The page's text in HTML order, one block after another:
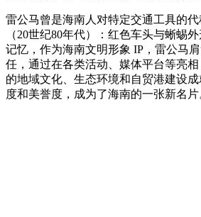
雷公马曾是海南人对特定交通工具的
（20世纪80年代）：红色车头与蜥蜴
记忆，作为海南文明形象 IP，雷公马
任，通过在各类活动、媒体平台等亮
的地域文化、生态环境和自贸港建设
度和美誉度，成为了海南的一张新名片